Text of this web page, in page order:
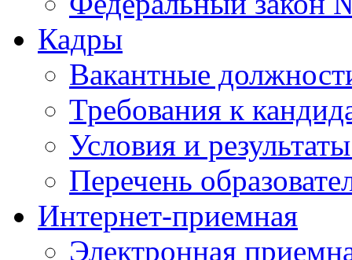
Кадры
Вакантные
Требования к
Условия и
Перечень
Интернет-приемная
Электронная